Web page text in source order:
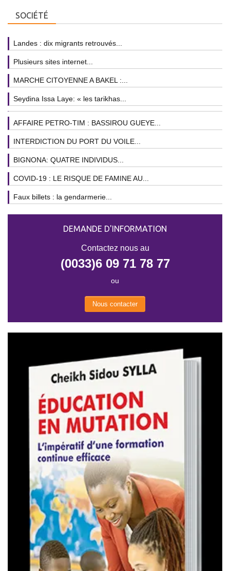
SOCIÉTÉ
Landes : dix migrants retrouvés...
Plusieurs sites internet...
MARCHE CITOYENNE A BAKEL :...
Seydina Issa Laye: « les tarikhas...
AFFAIRE PETRO-TIM : BASSIROU GUEYE...
INTERDICTION DU PORT DU VOILE...
BIGNONA: QUATRE INDIVIDUS...
COVID-19 : LE RISQUE DE FAMINE AU...
Faux billets : la gendarmerie...
DEMANDE D'INFORMATION
Contactez nous au
(0033)6 09 71 78 77
ou
Nous contacter